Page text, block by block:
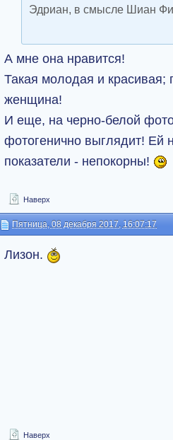
Эдриан, в смысле Шиан
А мне она нравится!
Такая молодая и красивая;
женщина!
И еще, на черно-белой
фотогенично выглядит! Ей
показатели - непокорны!
Наверх
Пятница, 08 декабря 2017, 16:07:17
Лизон.
Наверх